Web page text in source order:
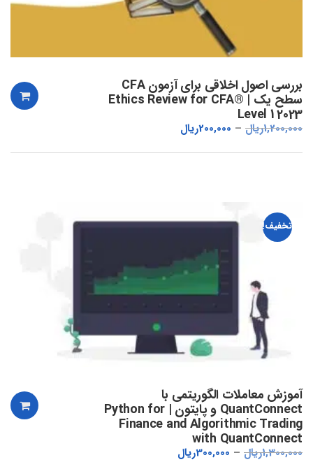
بررسی اصول اخلاقی برای آزمون CFA
سطح یک | Ethics Review for CFA®
Level 1 2023
1,200,000ریال 200,000ریال
تخفیف!
آموزش معاملات الگوریتمی با
QuantConnect و پایتون | Python for
Finance and Algorithmic Trading
with QuantConnect
1,300,000ریال 300,000ریال